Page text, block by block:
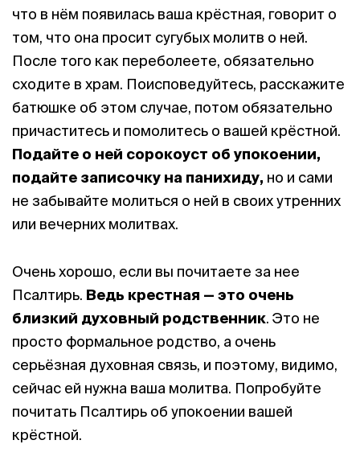
что в нём появилась ваша крёстная, говорит о
том, что она просит сугубых молитв о ней.
После того как переболеете, обязательно
сходите в храм. Поисповедуйтесь, расскажите
батюшке об этом случае, потом обязательно
причаститесь и помолитесь о вашей крёстной.
Подайте о ней сорокоуст об упокоении,
подайте записочку на панихиду, но и сами
не забывайте молиться о ней в своих утренних
или вечерних молитвах.
Очень хорошо, если вы почитаете за нее
Псалтирь. Ведь крестная — это очень
близкий духовный родственник. Это не
просто формальное родство, а очень
серьёзная духовная связь, и поэтому, видимо,
сейчас ей нужна ваша молитва. Попробуйте
почитать Псалтирь об упокоении вашей
крёстной.